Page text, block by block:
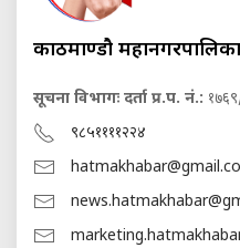
काठमाण्डौ
सूचना विभागः दर्ता प्र.प. नं.:
९८५११११२२४